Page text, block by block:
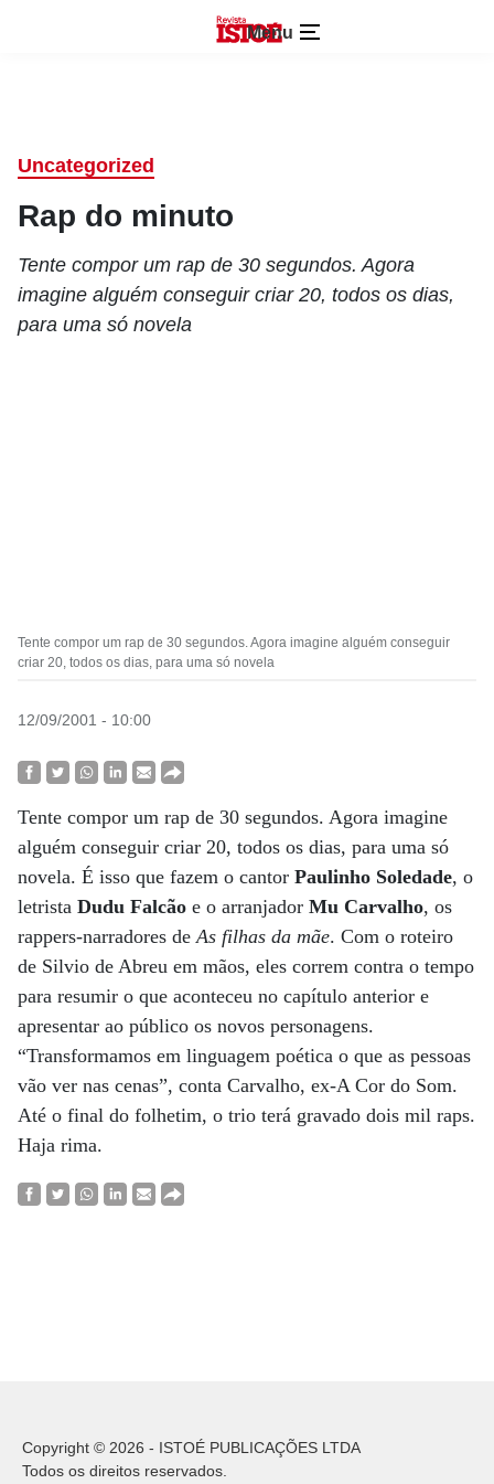
Menu
Uncategorized
Rap do minuto
Tente compor um rap de 30 segundos. Agora
imagine alguém conseguir criar 20, todos os dias,
para uma só novela
Tente compor um rap de 30 segundos. Agora imagine alguém conseguir
criar 20, todos os dias, para uma só novela
12/09/2001 - 10:00
Tente compor um rap de 30 segundos. Agora imagine
alguém conseguir criar 20, todos os dias, para uma só
novela. É isso que fazem o cantor Paulinho Soledade, o
letrista Dudu Falcão e o arranjador Mu Carvalho, os
rappers-narradores deAs filhas da mãe. Com o roteiro
de Silvio de Abreu em mãos, eles correm contra o tempo
para resumir o que aconteceu no capítulo anterior e
apresentar ao público os novos personagens.
“Transformamos em linguagem poética o que as pessoas
vão ver nas cenas”, conta Carvalho, ex-A Cor do Som.
Até o final do folhetim, o trio terá gravado dois mil raps.
Haja rima.
Copyright © 2026 - ISTOÉ PUBLICAÇÕES LTDA
Todos os direitos reservados.